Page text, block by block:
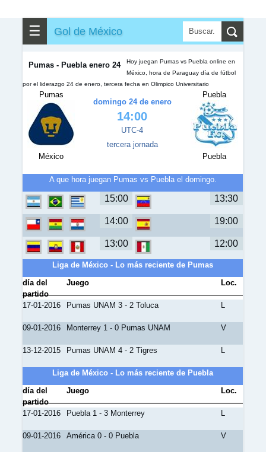
☰ Gol de México
Pumas - Puebla enero 24
Hoy juegan Pumas vs Puebla online en
México, hora de Paraguay día de fútbol
por el liderazgo 24 de enero, tercera fecha en Olimpico Universitario
Pumas
México
domingo 24 de enero
14:00
UTC-4
tercera jornada
Puebla
Puebla
A que hora juegan Pumas vs Puebla el domingo.
15:00 13:30
14:00 19:00
13:00 12:00
Liga de México - Lo más reciente de Pumas
día del
partido
Juego Loc.
17-01-2016 Pumas UNAM 3 - 2 Toluca L
09-01-2016 Monterrey 1 - 0 Pumas UNAM V
13-12-2015 Pumas UNAM 4 - 2 Tigres L
Liga de México - Lo más reciente de Puebla
día del
partido
Juego Loc.
17-01-2016 Puebla 1 - 3 Monterrey L
09-01-2016 América 0 - 0 Puebla V